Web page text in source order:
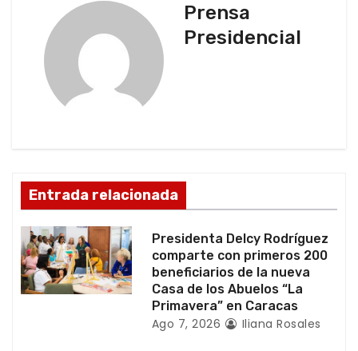
e
e
n
t
Prensa
Presidencial
Entrada relacionada
Presidenta Delcy Rodríguez
comparte con primeros 200
beneficiarios de la nueva
Casa de los Abuelos “La
Primavera” en Caracas
Ago 7, 2026 Iliana Rosales